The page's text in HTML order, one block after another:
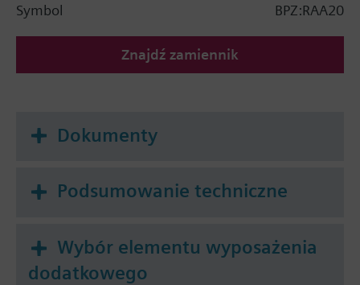
Symbol
BPZ:RAA20
Znajdź zamiennik
Dokumenty
Podsumowanie techniczne
Wybór elementu wyposażenia
dodatkowego